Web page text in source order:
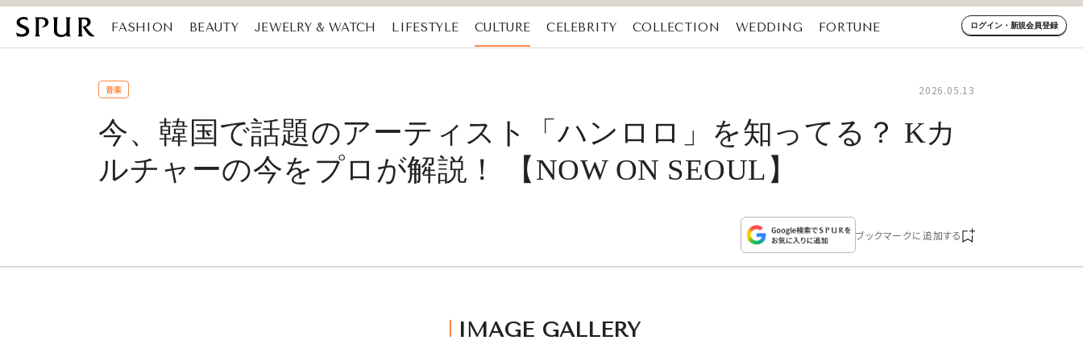
FASHION BEAUTY JEWELRY & WATCH LIFESTYLE CULTURE CELEBRITY COLLECTION WEDDING
FORTUNE
ログイン・新規会員登録
音楽 2026.05.13
今、韓国で話題のアーティスト「ハンロロ」を知ってる？ Kカ
ルチャーの今をプロが解説！ 【NOW ON SEOUL】
ブックマークに追加する
IMAGE GALLERY